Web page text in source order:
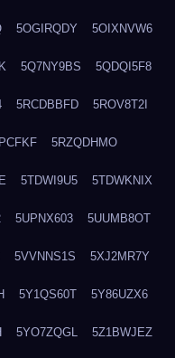
5OGIRQDY 5OIXNVW6
5Q7NY9BS 5QDQI5F8
5RCDBBFD 5ROV8T2I
5RZQDHMO
5TDWI9U5 5TDWKNIX
5UPNX603 5UUMB8OT
5VVNNS1S 5XJ2MR7Y
5Y1QS60T 5Y86UZX6
5YO7ZQGL 5Z1BWJEZ